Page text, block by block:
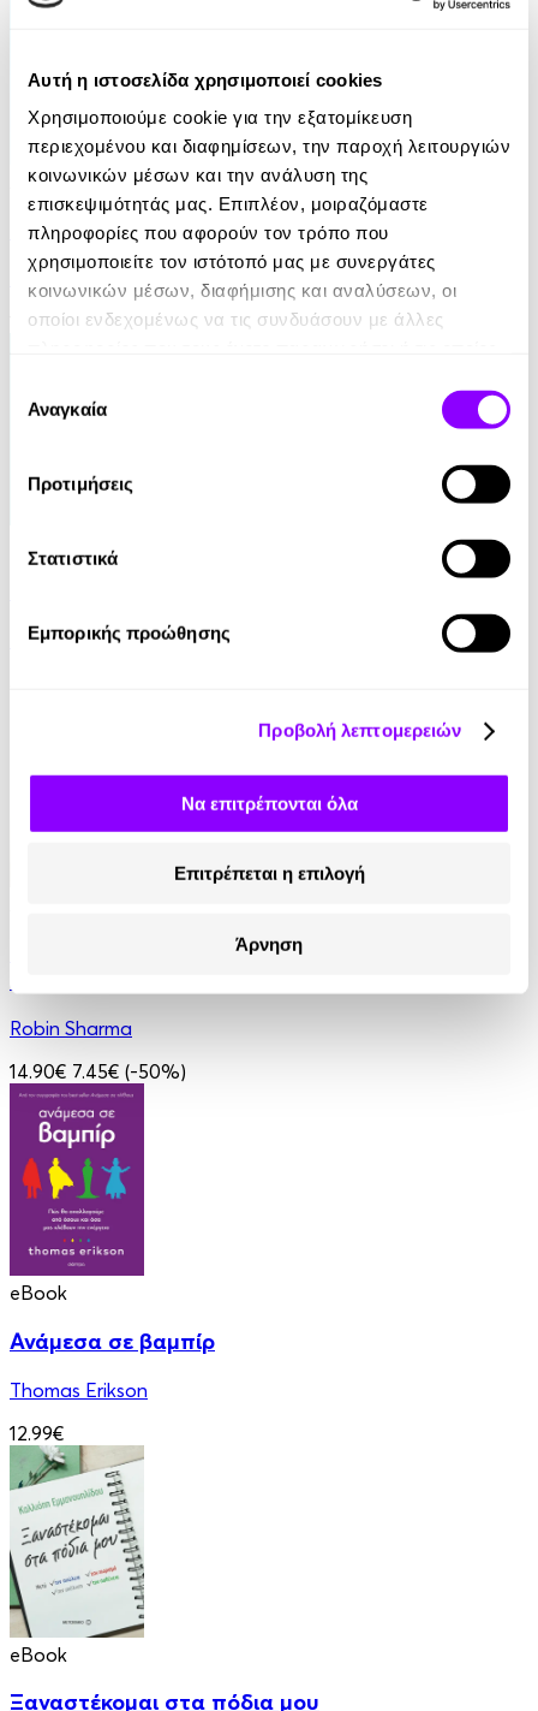
Αυτή η ιστοσελίδα χρησιμοποιεί cookies
Χρησιμοποιούμε cookie για την εξατομίκευση
περιεχομένου και διαφημίσεων, την παροχή λειτουργιών
κοινωνικών μέσων και την ανάλυση της
επισκεψιμότητάς μας. Επιπλέον, μοιραζόμαστε
πληροφορίες που αφορούν τον τρόπο που
χρησιμοποιείτε τον ιστότοπό μας με συνεργάτες
κοινωνικών μέσων, διαφήμισης και αναλύσεων, οι
οποίοι ενδεχομένως να τις συνδυάσουν με άλλες
των υπηρεσιών τους.
συγκατάθεσης
Αναγκαία
Προτιμήσεις
Στατιστικά
Εμπορικής προώθησης
Προβολή λεπτομερειών
Να επιτρέπονται όλα
Επιτρέπεται η επιλογή
Άρνηση
Audiobook • 1 Credit
Για μια Υπέροχη Ζωή
Robin Sharma
14.90€ 7.45€ (-50%)
Theresa Cheung
Τα μυστικά του μοναχού που πούλησε τη Ferrari
Robin Sharma
14.90€ 7.45€ (-50%)
eBook
Ανάμεσα σε βαμπίρ
Thomas Erikson
12.99€
eBook
Ξαναστέκομαι στα πόδια μου